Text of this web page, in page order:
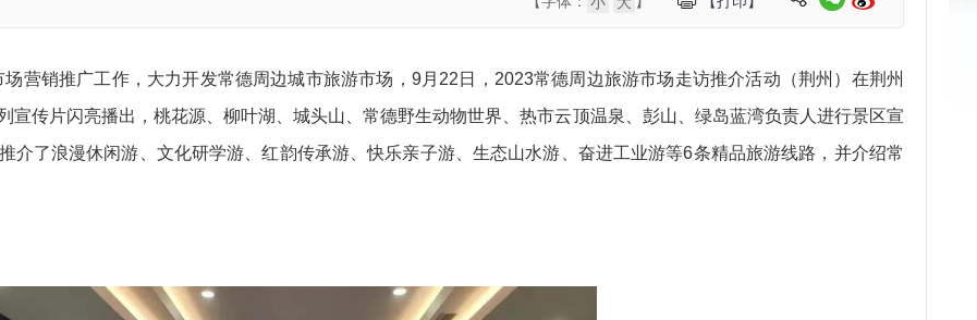
营销推广工作，大力开发常德周边城市旅游市场，9月22日，2023常德周边旅游市场走访推介活动（荆州）在荆州
宣传片闪亮播出，桃花源、柳叶湖、城头山、常德野生动物世界、热市云顶温泉、彭山、绿岛蓝湾负责人进行景区宣
介了浪漫休闲游、文化研学游、红韵传承游、快乐亲子游、生态山水游、奋进工业游等6条精品旅游线路，并介绍常